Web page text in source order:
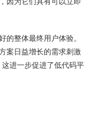
的整体最终用户体验。
案日益增长的需求刺激
进一步促进了低代码平